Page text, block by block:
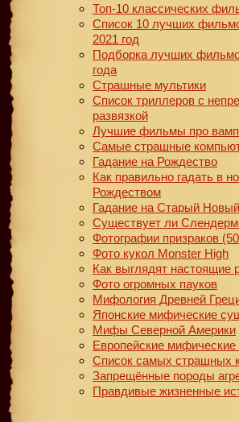
Топ-10 классических
Список 10 лучших
2021 год
Подборка лучших
года
Страшные мультики
Список триллеров с
развязкой
Лучшие фильмы про
Самые страшные
Гадание на Рождество
Как правильно гадать в
Рождеством
Гадание на Старый
Существует ли
Фотографии призраков
Фото кукол Monster High
Как выглядят настоящие
Фото огромных пауков
Мифология Древней
Японские мифические
Мифы Северной Америки
Европейские
Список самых страшных
Запрещённые породы
Правдивые жизненные